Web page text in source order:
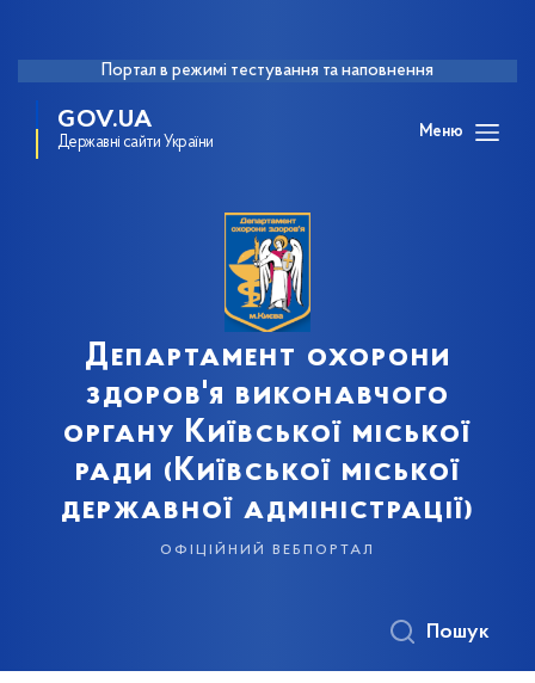
Портал в режимі тестування та наповнення
GOV.UA
Державні сайти України
Меню
Департамент охорони
здоров'я виконавчого
органу Київської міської
ради (Київської міської
державної адміністрації)
офіційний вебпортал
Пошук